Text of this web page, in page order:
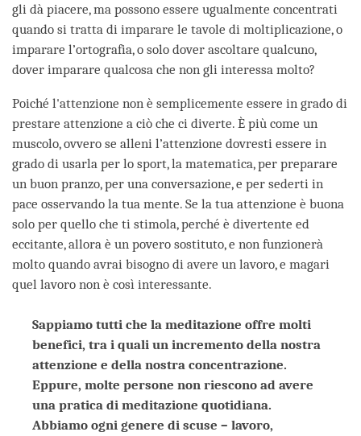
gli dà piacere, ma possono essere ugualmente concentrati
quando si tratta di imparare le tavole di moltiplicazione, o
imparare l’ortografia, o solo dover ascoltare qualcuno,
dover imparare qualcosa che non gli interessa molto?
Poiché l'attenzione non è semplicemente essere in grado di
prestare attenzione a ciò che ci diverte. È più come un
muscolo, ovvero se alleni l’attenzione dovresti essere in
grado di usarla per lo sport, la matematica, per preparare
un buon pranzo, per una conversazione, e per sederti in
pace osservando la tua mente. Se la tua attenzione è buona
solo per quello che ti stimola, perché è divertente ed
eccitante, allora è un povero sostituto, e non funzionerà
molto quando avrai bisogno di avere un lavoro, e magari
quel lavoro non è così interessante.
Sappiamo tutti che la meditazione offre molti
benefici, tra i quali un incremento della nostra
attenzione e della nostra concentrazione.
Eppure, molte persone non riescono ad avere
una pratica di meditazione quotidiana.
Abbiamo ogni genere di scuse – lavoro,